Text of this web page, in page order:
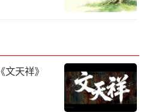
西演青年团秦腔演员张洋
《白蛇传·断桥》做准
摄
天祥》